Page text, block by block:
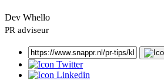
Dev Whello
PR adviseur